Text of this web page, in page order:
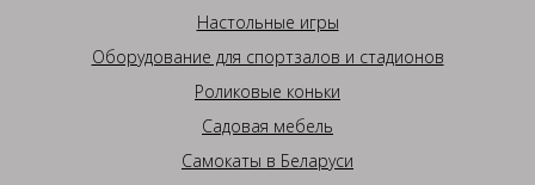
Настольные игры
Оборудование для спортзалов и стадионов
Роликовые коньки
Садовая мебель
Самокаты в Беларуси